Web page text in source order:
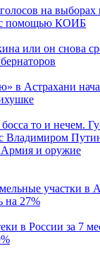
на выборах
с помощью КОИБ
или он снова
в Астрахани
то и нечем.
с Владимиром
Армия и оружие
участки в
на 27%
в России за 7